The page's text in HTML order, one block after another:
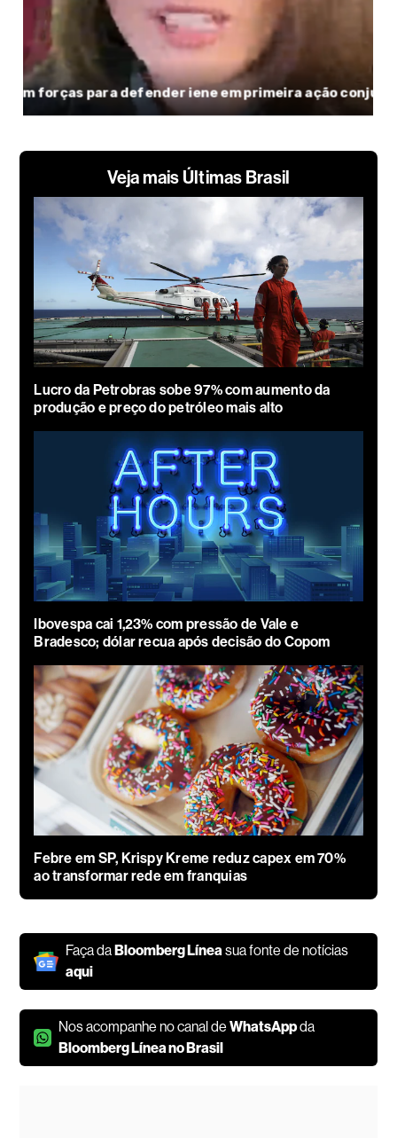
Veja mais Últimas Brasil
Lucro da Petrobras sobe 97% com aumento da
produção e preço do petróleo mais alto
Ibovespa cai 1,23% com pressão de Vale e
Bradesco; dólar recua após decisão do Copom
Febre em SP, Krispy Kreme reduz capex em 70%
ao transformar rede em franquias
Faça daBloomberg Líneasua fonte de notícias
aqui
Nos acompanhe no canal deWhatsAppda
Bloomberg Línea no Brasil